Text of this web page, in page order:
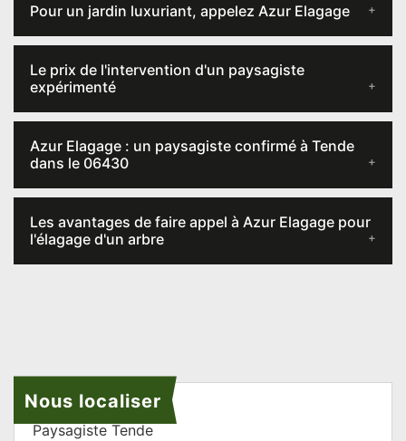
Pour un jardin luxuriant, appelez Azur Elagage
Le prix de l'intervention d'un paysagiste
expérimenté
Azur Elagage : un paysagiste confirmé à Tende
dans le 06430
Les avantages de faire appel à Azur Elagage pour
l'élagage d'un arbre
Nous localiser
Paysagiste Tende